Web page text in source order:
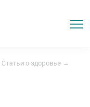
Статьи о здоровье →